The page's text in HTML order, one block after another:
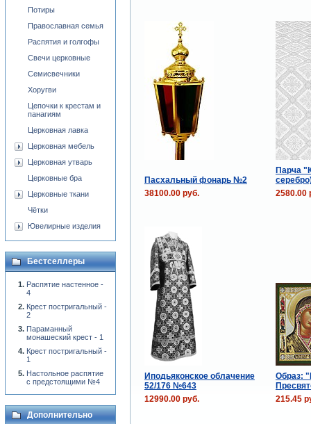
Пасхальный фонарь №2
Парча
38100.00 руб.
2580.00
Иподьяконское облачение
52/176 №643
Образ:
12990.00 руб.
215.45
Потиры
Православная семья
Распятия и голгофы
Свечи церковные
Семисвечники
Хоругви
Цепочки к крестам и
панагиям
Церковная лавка
Церковная мебель
Церковная утварь
Церковные бра
Церковные ткани
Чётки
Ювелирные изделия
Бестселлеры
Распятие настенное -
4
Крест постригальный -
2
Параманный
монашеский крест - 1
Крест постригальный -
1
Настольное распятие
с предстоящими №4
Дополнительно